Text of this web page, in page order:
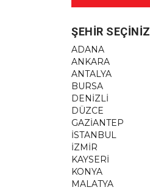
ŞEHIR SEÇINIZ
ADANA
ANKARA
ANTALYA
BURSA
DENİZLİ
DÜZCE
GAZİANTEP
İSTANBUL
İZMİR
KAYSERİ
KONYA
MALATYA